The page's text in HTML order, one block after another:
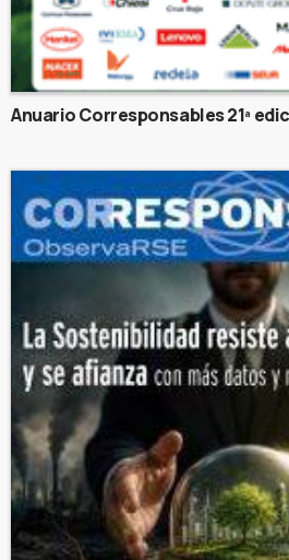
Anuario Corresponsables 21ª